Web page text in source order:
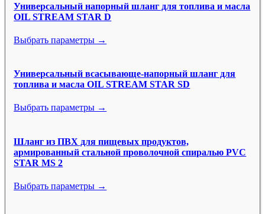
Универсальный напорный шланг для топлива и масла
OIL STREAM STAR D
Выбрать параметры →
Универсальный всасывающе-напорный шланг для
топлива и масла OIL STREAM STAR SD
Выбрать параметры →
Шланг из ПВХ для пищевых продуктов,
армированный стальной проволочной спиралью PVC
STAR MS 2
Выбрать параметры →